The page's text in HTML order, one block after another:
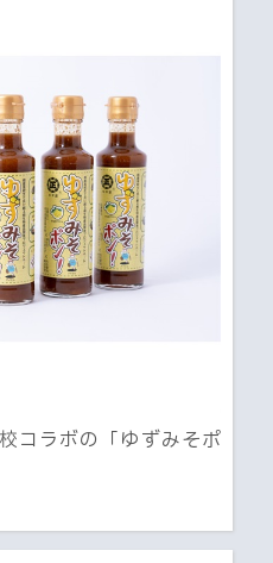
コラボの「ゆずみそポ